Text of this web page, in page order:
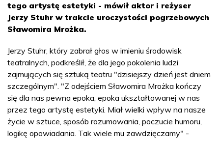
tego artystę estetyki - mówił aktor i reżyser
Jerzy Stuhr w trakcie uroczystości pogrzebowych
Sławomira Mrożka.
Jerzy Stuhr, który zabrał głos w imieniu środowisk
teatralnych, podkreślił, że dla jego pokolenia ludzi
zajmujących się sztuką teatru "dzisiejszy dzień jest dniem
szczególnym". "Z odejściem Sławomira Mrożka kończy
się dla nas pewna epoka, epoka ukształtowanej w nas
przez tego artystę estetyki. Miał wielki wpływ na nasze
życie w sztuce, sposób rozumowania, poczucie humoru,
logikę opowiadania. Tak wiele mu zawdzięczamy" -